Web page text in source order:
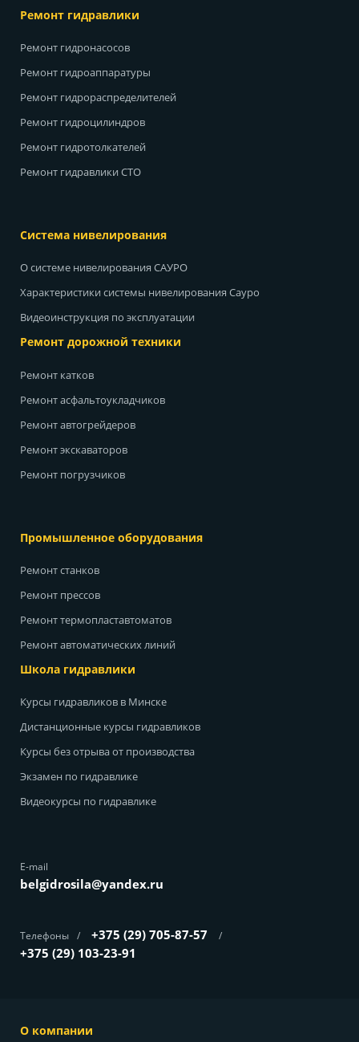
О компании
Ремонт гидравлики
Ремонт гидронасосов
Ремонт гидроаппаратуры
Ремонт гидрораспределителей
Ремонт гидроцилиндров
Ремонт гидротолкателей
Ремонт гидравлики СТО
Система нивелирования
О системе нивелирования САУРО
Характеристики системы нивелирования Сауро
Видеоинструкция по эксплуатации
Ремонт дорожной техники
Ремонт катков
Ремонт асфальтоукладчиков
Ремонт автогрейдеров
Ремонт экскаваторов
Ремонт погрузчиков
Промышленное оборудования
Ремонт станков
Ремонт прессов
Ремонт термопластавтоматов
Ремонт автоматических линий
Школа гидравлики
Курсы гидравликов в Минске
Дистанционные курсы гидравликов
Курсы без отрыва от производства
Экзамен по гидравлике
Видеокурсы по гидравлике
E-mail
belgidrosila@yandex.ru
Телефоны / +375 (29) 705-87-57 /
+375 (29) 103-23-91